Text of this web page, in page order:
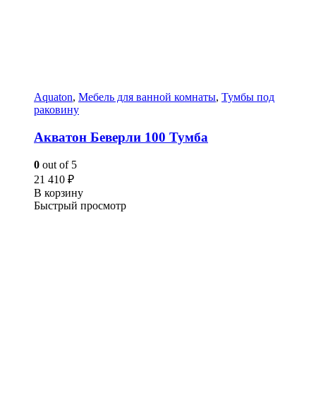
Aquaton, Мебель для ванной комнаты, Тумбы под
раковину
Акватон Беверли 100 Тумба
0 out of 5
21 410 ₽
В корзину
Быстрый просмотр